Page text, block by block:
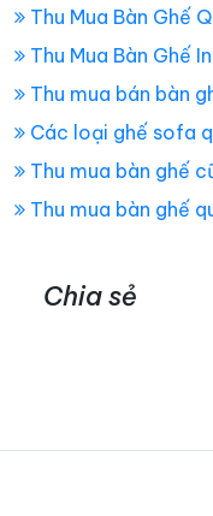
Thu Mua Bàn Ghế
Thu Mua Bàn Ghế
Thu mua bán bàn
Các loại ghế sofa
Thu mua bàn ghế
Thu mua bàn ghế
Chia sẻ